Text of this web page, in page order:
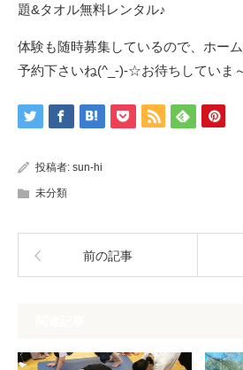
題&タオル無料レンタル♪
体験も随時募集しているので、ホー
予約下さいね(^_-)-☆お待ちしていま
投稿者: sun-hi
未分類
前の記事